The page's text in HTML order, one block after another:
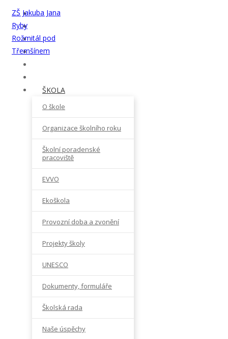
ZŠ Jakuba Jana
Ryby
Rožmitál pod
Třemšínem
ŠKOLA
O škole
Organizace školního roku
Školní poradenské
pracoviště
EVVO
Ekoškola
Provozní doba a zvonění
Projekty školy
UNESCO
Dokumenty, formuláře
Školská rada
Naše úspěchy